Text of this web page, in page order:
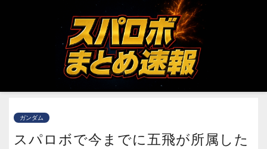
ガンダム
スパロボで今までに五飛が所属した